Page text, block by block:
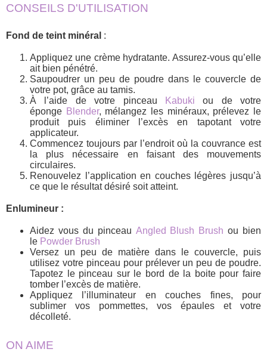
CONSEILS D'UTILISATION
Fond de teint minéral :
Appliquez une crème hydratante. Assurez-vous qu’elle
ait bien pénétré.
Saupoudrer un peu de poudre dans le couvercle de
votre pot, grâce au tamis.
À l’aide de votre pinceau
Kabuki ou de votre
éponge Blender, mélangez les minéraux, prélevez le
produit puis éliminer l’excès en tapotant votre
applicateur.
Commencez toujours par l’endroit où la couvrance est
la plus nécessaire en faisant des mouvements
circulaires.
Renouvelez l’application en couches légères jusqu’à
ce que le résultat désiré soit atteint.
Enlumineur :
Aidez vous du pinceau Angled Blush Brush ou bien
le Powder Brush
Versez un peu de matière dans le couvercle, puis
utilisez votre pinceau pour prélever un peu de poudre.
Tapotez le pinceau sur le bord de la boite pour faire
tomber l’excès de matière.
Appliquez l’illuminateur en couches fines, pour
sublimer vos pommettes, vos épaules et votre
décolleté.
ON AIME